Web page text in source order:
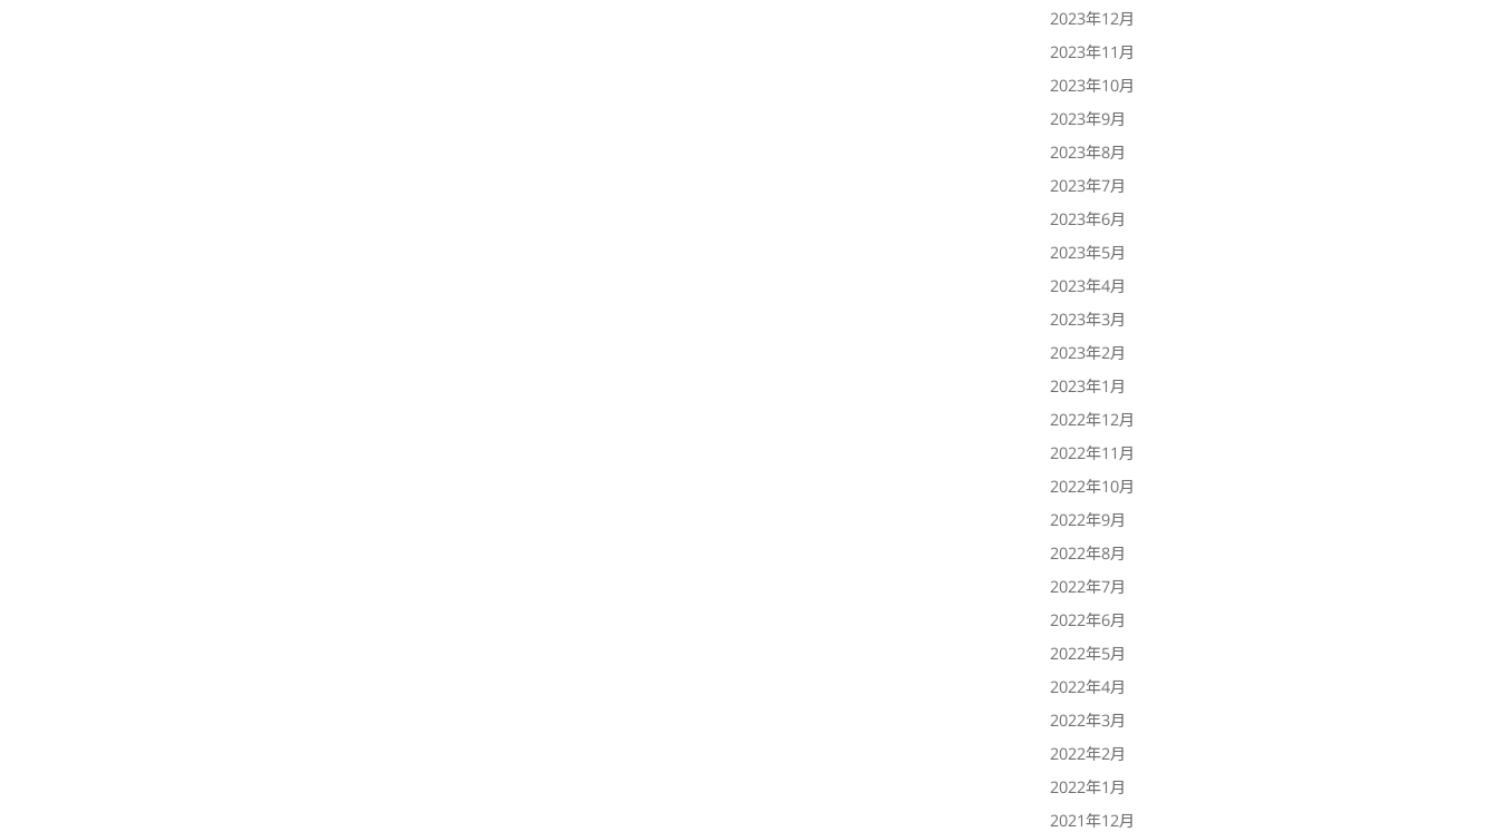
2023年12月
2023年11月
2023年10月
2023年9月
2023年8月
2023年7月
2023年6月
2023年5月
2023年4月
2023年3月
2023年2月
2023年1月
2022年12月
2022年11月
2022年10月
2022年9月
2022年8月
2022年7月
2022年6月
2022年5月
2022年4月
2022年3月
2022年2月
2022年1月
2021年12月